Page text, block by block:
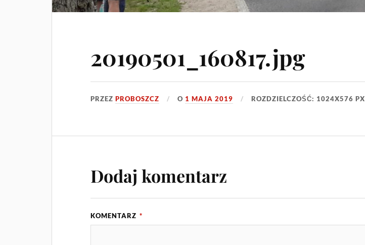
20190501_160817.jpg
PRZEZPROBOSZCZ O 1 MAJA 2019 ROZDZIELCZOŚĆ: 1024X576 PX
Dodaj komentarz
KOMENTARZ *